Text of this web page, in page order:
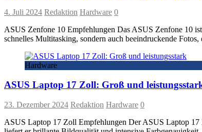
4. Juli 2024 Redaktion Hardware 0
ASUS Zenfone 10 Empfehlungen Das ASUS Zenfone 10
schnelles Multitasking, sondern auch beeindruckende Fotos,
Hardware
ASUS Laptop 17 Zoll: Groß und
23. Dezember 2024 Redaktion Hardware 0
ASUS Laptop 17 Zoll Empfehlungen Der ASUS Laptop